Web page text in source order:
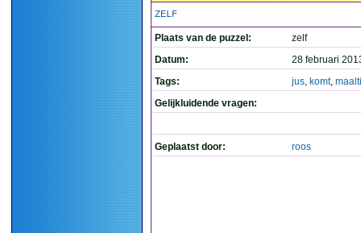
ZELF
Plaats van de puzzel:
zelf
Datum:
28 februari
Tags:
jus, komt,
Gelijkluidende vragen:
Geplaatst door: roos